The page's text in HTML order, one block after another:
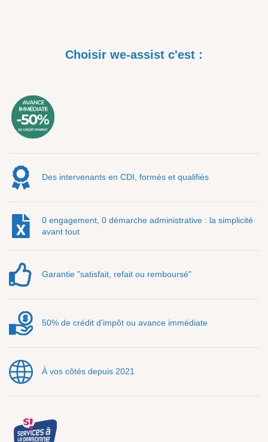
Choisir we-assist c'est :
Des intervenants en CDI, formés et qualifiés
0 engagement, 0 démarche administrative : la simplicité
avant tout
Garantie "satisfait, refait ou remboursé"
50% de crédit d'impôt ou avance immédiate
À vos côtés depuis 2021